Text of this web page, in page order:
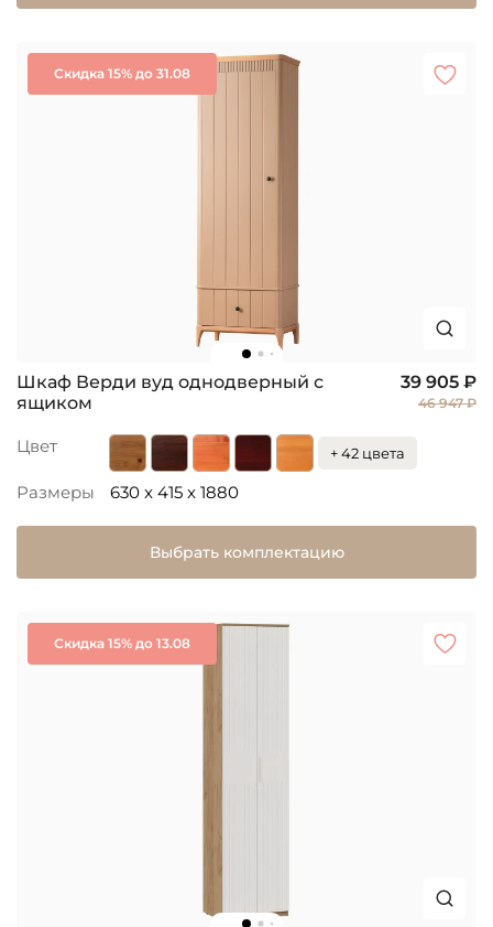
Скидка 15% до 31.08
Шкаф Верди вуд однодверный с
ящиком
39 905 ₽
46 947 ₽
Цвет + 42 цвета
Размеры 630 x 415 x 1880
Выбрать комплектацию
Скидка 15% до 13.08